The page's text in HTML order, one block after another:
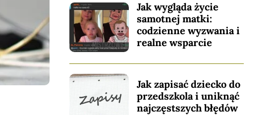
Jak wygląda życie
samotnej matki:
codzienne wyzwania i
realne wsparcie
Jak zapisać dziecko do
przedszkola i uniknąć
najczęstszych błędów